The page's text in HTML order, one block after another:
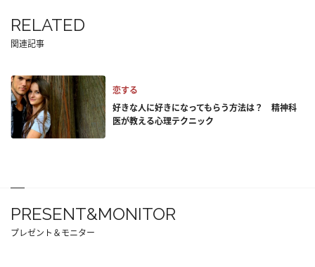
RELATED
関連記事
恋する
好きな人に好きになってもらう方法は？ 精神科
医が教える心理テクニック
PRESENT&MONITOR
プレゼント＆モニター